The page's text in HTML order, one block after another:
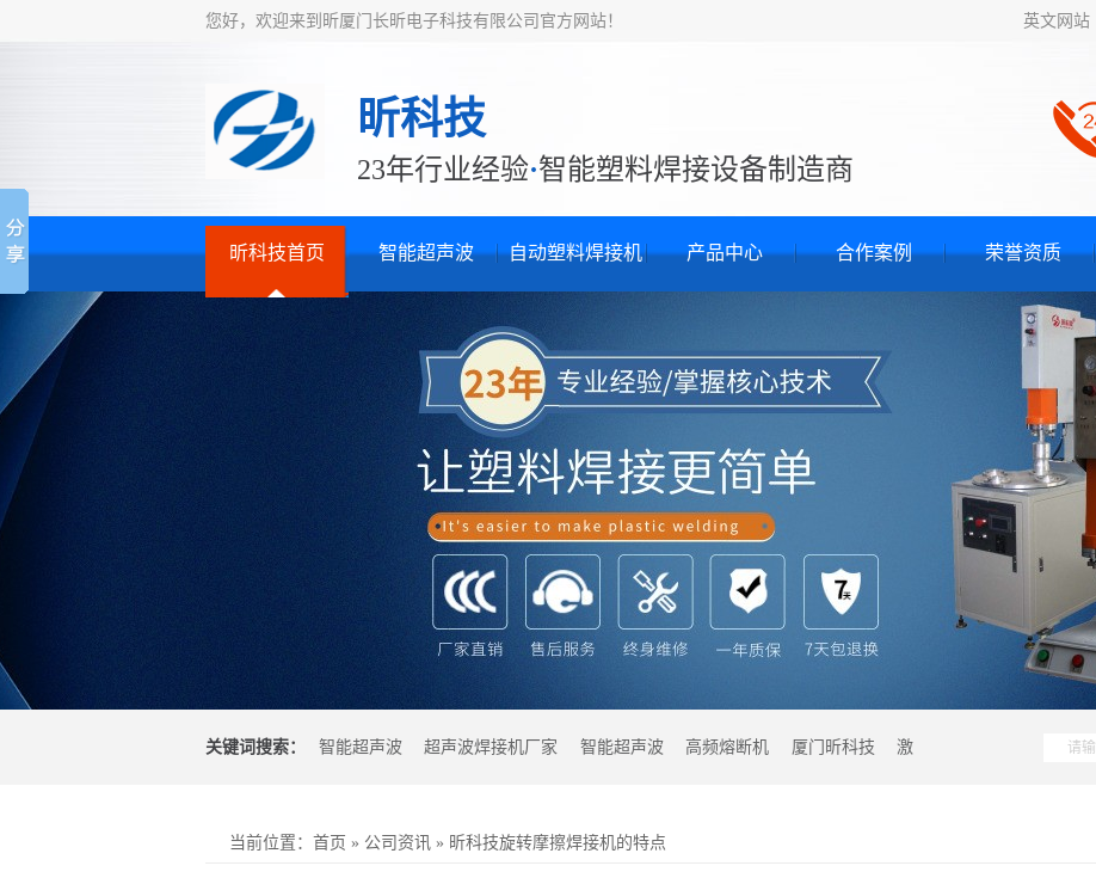
英文网站
您好，欢迎来到昕厦门长昕电子科技有限公司官方网站！
昕科技
23年行业经验·智能塑料焊接设备制造商
昕科技首页 智能超声波 自动塑料焊接机 产品中心 合作案例 荣誉资质
关键词搜索： 智能超声波 超声波焊接机厂家 智能超声波 高频熔断机 厦门昕科技 激
当前位置 ： 首页 » 公司资讯 » 昕科技旋转摩擦焊接机的特点